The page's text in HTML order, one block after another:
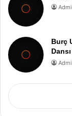
Burç
Dansı